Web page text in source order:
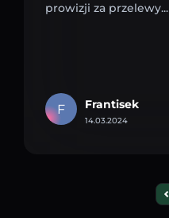
prowizji za przelewy...
F Frantisek
14.03.2024